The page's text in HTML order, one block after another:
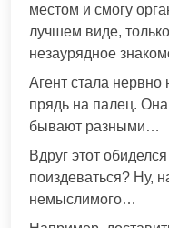
местом и смогу
лучшем виде,
незаурядное
Агент стала
прядь на палец.
бывают разными…
Вдруг этот
поиздеваться? Ну,
немыслимого…